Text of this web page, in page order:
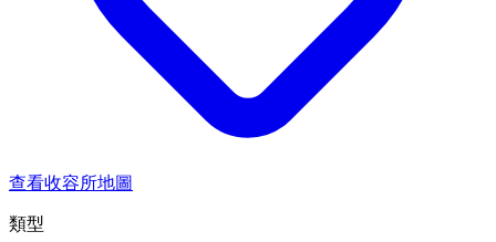
查看收容所地圖
類型